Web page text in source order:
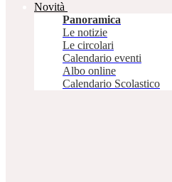
Novità
Panoramica
Le notizie
Le circolari
Calendario eventi
Albo online
Calendario Scolastico